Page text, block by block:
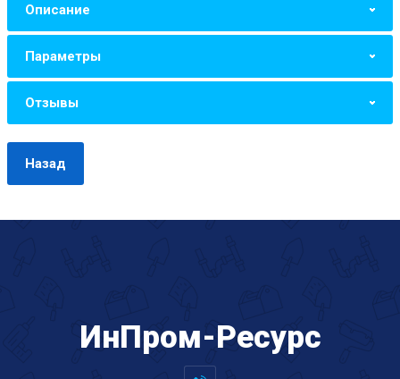
Описание
Параметры
Отзывы
Назад
ИнПром-Ресурс